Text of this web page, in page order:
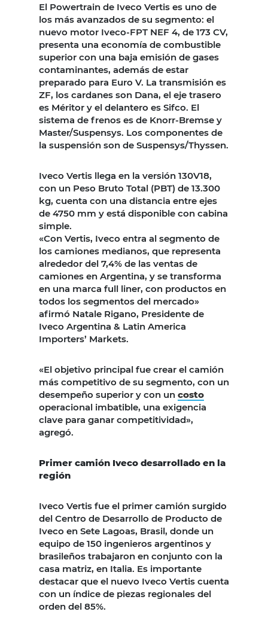
El Powertrain de Iveco Vertis es uno de
los más avanzados de su segmento: el
nuevo motor Iveco-FPT NEF 4, de 173 CV,
presenta una economía de combustible
superior con una baja emisión de gases
contaminantes, además de estar
preparado para Euro V. La transmisión es
ZF, los cardanes son Dana, el eje trasero
es Méritor y el delantero es Sifco. El
sistema de frenos es de Knorr-Bremse y
Master/Suspensys. Los componentes de
la suspensión son de Suspensys/Thyssen.
Iveco Vertis llega en la versión 130V18,
con un Peso Bruto Total (PBT) de 13.300
kg, cuenta con una distancia entre ejes
de 4750 mm y está disponible con cabina
simple.
«Con Vertis, Iveco entra al segmento de
los camiones medianos, que representa
alrededor del 7,4% de las ventas de
camiones en Argentina, y se transforma
en una marca full liner, con productos en
todos los segmentos del mercado»
afirmó Natale Rigano, Presidente de
Iveco Argentina & Latin America
Importers’ Markets.
«El objetivo principal fue crear el camión
más competitivo de su segmento, con un
desempeño superior y con un costo
operacional imbatible, una exigencia
clave para ganar competitividad»,
agregó.
Primer camión Iveco desarrollado en la
región
Iveco Vertis fue el primer camión surgido
del Centro de Desarrollo de Producto de
Iveco en Sete Lagoas, Brasil, donde un
equipo de 150 ingenieros argentinos y
brasileños trabajaron en conjunto con la
casa matriz, en Italia. Es importante
destacar que el nuevo Iveco Vertis cuenta
con un índice de piezas regionales del
orden del 85%.